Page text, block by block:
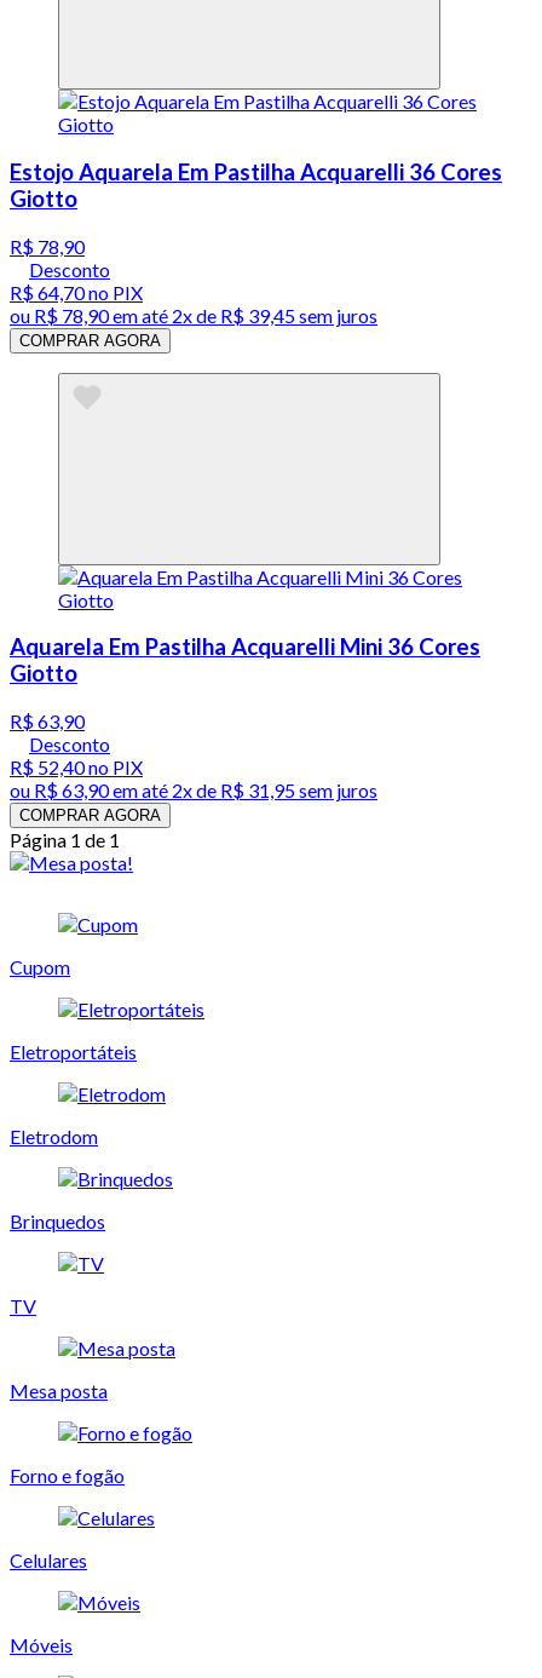
Estojo Aquarela Em Pastilha Acquarelli 36 Cores
Giotto
R$ 78,90
Desconto
R$ 64,70no PIX
ou R$ 78,90em até 2x de R$ 39,45 sem juros
COMPRAR AGORA
Aquarela Em Pastilha Acquarelli Mini 36 Cores
Giotto
R$ 63,90
Desconto
R$ 52,40no PIX
ou R$ 63,90em até 2x de R$ 31,95 sem juros
COMPRAR AGORA
Página 1 de 1
Cupom
Eletroportáteis
Eletrodom
Brinquedos
TV
Mesa posta
Forno e fogão
Celulares
Móveis